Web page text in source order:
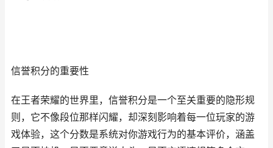
信誉积分的重要性
在王者荣耀的世界里，信誉积分是一个至关重要的隐形规
则，它不像段位那样闪耀，却深刻影响着每一位玩家的游
戏体验，这个分数是系统对你游戏行为的基本评价，涵盖